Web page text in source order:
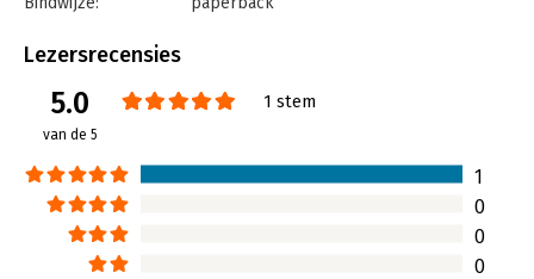
Uitgever:
Verschijningsdatum:
19-11-2019
Hoofdrubriek:
Lezersrecensies
5.0
van de 5
1 stem
1
0
0
0